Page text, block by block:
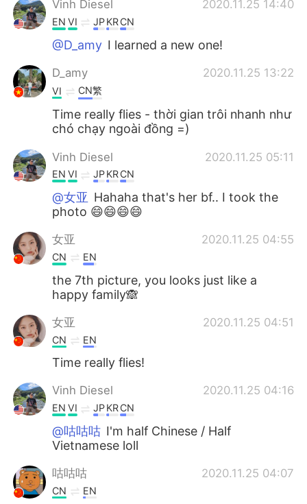
Vinh Diesel
2020.11.25 14:40
EN VI JPKRCN
@D_amy I learned a new one!
D_amy 2020.11.25 13:22
VI CN繁
Time really flies - thời gian trôi nhanh như
chó chạy ngoài đồng =)
Vinh Diesel 2020.11.25 05:11
EN VI JPKRCN
@女亚 Hahaha that's her bf.. I took the
photo 😄😄😄😄
女亚 2020.11.25 04:55
CN EN
the 7th picture, you looks just like a
happy family🙈
女亚 2020.11.25 04:51
CN EN
Time really flies!
Vinh Diesel 2020.11.25 04:16
EN VI JPKRCN
@咕咕咕 I'm half Chinese / Half
Vietnamese loll
咕咕咕 2020.11.25 04:07
CN EN